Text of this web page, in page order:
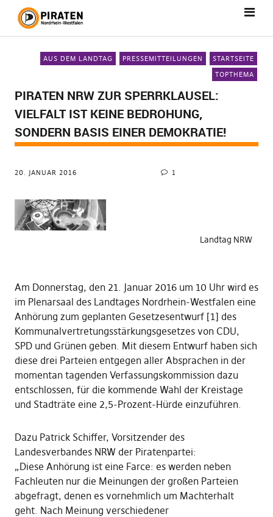
AUS DEM LANDTAG PRESSEMITTEILUNGEN
STARTSEITE
TOPTHEMA
PIRATEN NRW ZUR SPERRKLAUSEL:
VIELFALT IST KEINE BEDROHUNG,
SONDERN BASIS EINER DEMOKRATIE!
20. JANUAR 2016 1
Landtag NRW
Am Donnerstag, den 21. Januar 2016 um 10 Uhr wird es
im Plenarsaal des Landtages Nordrhein-Westfalen eine
Anhörung zum geplanten Gesetzesentwurf [1] des
Kommunalvertretungsstärkungsgesetzes von CDU,
SPD und Grünen geben. Mit diesem Entwurf haben sich
diese drei Parteien entgegen aller Absprachen in der
momentan tagenden Verfassungskommission dazu
entschlossen, für die kommende Wahl der Kreistage
und Stadträte eine 2,5-Prozent-Hürde einzuführen.
Dazu Patrick Schiffer, Vorsitzender des
Landesverbandes NRW der Piratenpartei:
„Diese Anhörung ist eine Farce: es werden neben
Fachleuten nur die Meinungen der großen Parteien
abgefragt, denen es vornehmlich um Machterhalt
geht. Nach Meinung verschiedener